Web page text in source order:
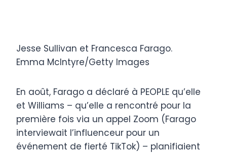
Jesse Sullivan et Francesca Farago.
Emma McIntyre/Getty Images
En août, Farago a déclaré à PEOPLE qu’elle
et Williams – qu’elle a rencontré pour la
première fois via un appel Zoom (Farago
interviewait l’influenceur pour un
événement de fierté TikTok) – planifiaient